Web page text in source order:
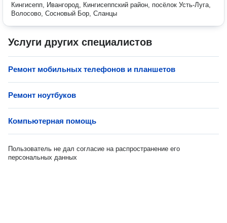
Кингисепп, Ивангород, Кингисеппский район, посёлок Усть-Луга,
Волосово, Сосновый Бор, Сланцы
Услуги других специалистов
Ремонт мобильных телефонов и планшетов
Ремонт ноутбуков
Компьютерная помощь
Пользователь не дал согласие на распространение его
персональных данных